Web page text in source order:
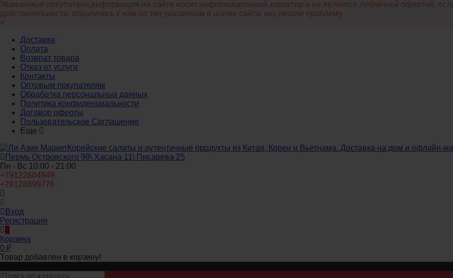
Уважаемые покупатели,информация на сайте носит информационный характер и не является публичной офертой,
действительности, обратитесь к нам по тел указанным в шапке сайта, мы решим проблему.
×
Доставка
Оплата
Возврат товара
Отказ от услуги
Контакты
Оптовым покупателям
Обработка персональных данных
Политика конфиденциальности
Договор оферты
Пользовательское Соглашение
Еще
Корейские салаты и аутентичные продукты из Китая, Кореи и Вьетнама. Доставка на дом и
Пермь Островского 99\ Хасана 11\ Писарева 25
Пн - Вс 10:00 - 21:00
+79122804949
+79128899776
Вход
Регистрация
0
Корзина
0 ₽
Товар добавлен в корзину!